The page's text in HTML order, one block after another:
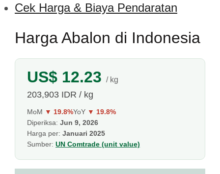
Cek Harga & Biaya Pendaratan
Harga Abalon di Indonesia
US$ 12.23 / kg
203,903 IDR / kg
MoM ▼ 19.8%YoY ▼ 19.8%
Diperiksa: Jun 9, 2026
Harga per: Januari 2025
Sumber: UN Comtrade (unit value)